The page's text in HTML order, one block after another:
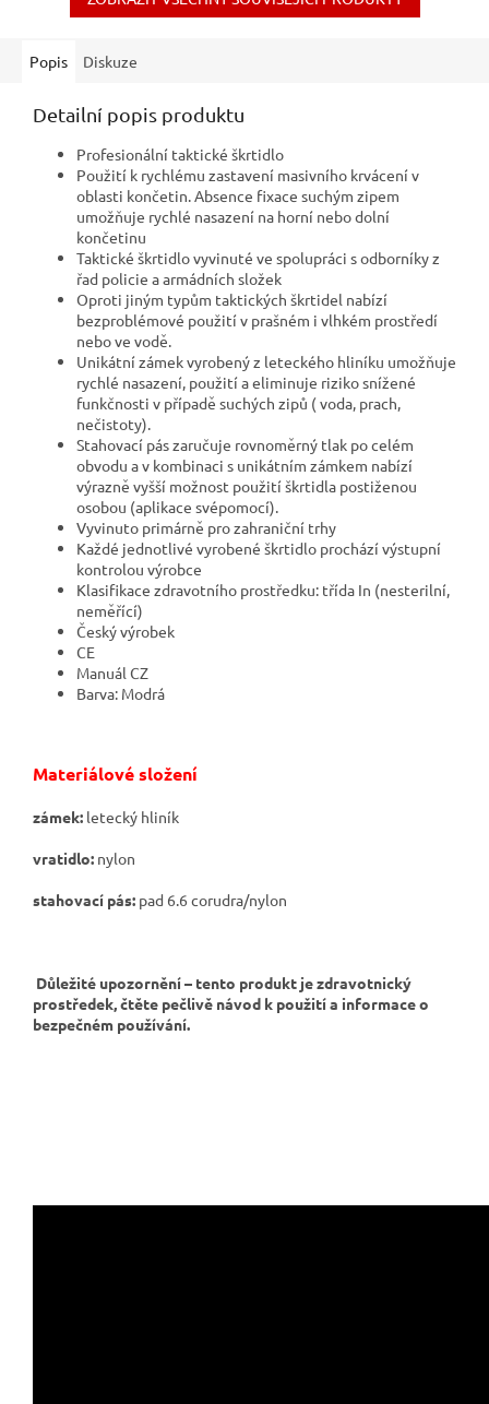
Popis Diskuze
Detailní popis produktu
Profesionální taktické škrtidlo
Použití k rychlému zastavení masivního krvácení v
oblasti končetin. Absence fixace suchým zipem
umožňuje rychlé nasazení na horní nebo dolní
končetinu
Taktické škrtidlo vyvinuté ve spolupráci s odborníky z
řad policie a armádních složek
Oproti jiným typům taktických škrtidel nabízí
bezproblémové použití v prašném i vlhkém prostředí
nebo ve vodě.
Unikátní zámek vyrobený z leteckého hliníku umožňuje
rychlé nasazení, použití a eliminuje riziko snížené
funkčnosti v případě suchých zipů ( voda, prach,
nečistoty).
Stahovací pás zaručuje rovnoměrný tlak po celém
obvodu a v kombinaci s unikátním zámkem nabízí
výrazně vyšší možnost použití škrtidla postiženou
osobou (aplikace svépomocí).
Vyvinuto primárně pro zahraniční trhy
Každé jednotlivé vyrobené škrtidlo prochází výstupní
kontrolou výrobce
Klasifikace zdravotního prostředku: třída In (nesterilní,
neměřící)
Český výrobek
CE
Manuál CZ
Barva: Modrá
Materiálové složení
zámek: letecký hliník
vratidlo: nylon
stahovací pás: pad 6.6 corudra/nylon
Důležité upozornění – tento produkt je zdravotnický
prostředek, čtěte pečlivě návod k použití a informace o
bezpečném používání.